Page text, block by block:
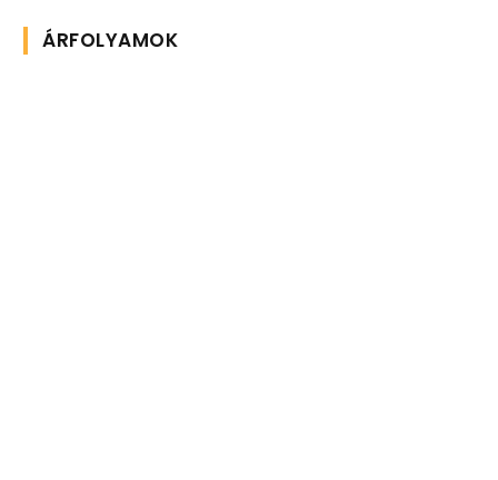
ÁRFOLYAMOK